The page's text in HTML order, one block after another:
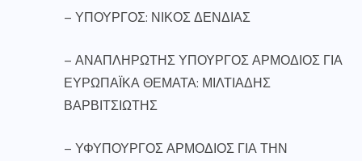
– ΥΠΟΥΡΓΟΣ: ΝΙΚΟΣ ΔΕΝΔΙΑΣ
– ΑΝΑΠΛΗΡΩΤΗΣ ΥΠΟΥΡΓΟΣ ΑΡΜΟΔΙΟΣ ΓΙΑ
ΕΥΡΩΠΑΪΚΑ ΘΕΜΑΤΑ: ΜΙΛΤΙΑΔΗΣ
ΒΑΡΒΙΤΣΙΩΤΗΣ
– ΥΦΥΠΟΥΡΓΟΣ ΑΡΜΟΔΙΟΣ ΓΙΑ ΤΗΝ